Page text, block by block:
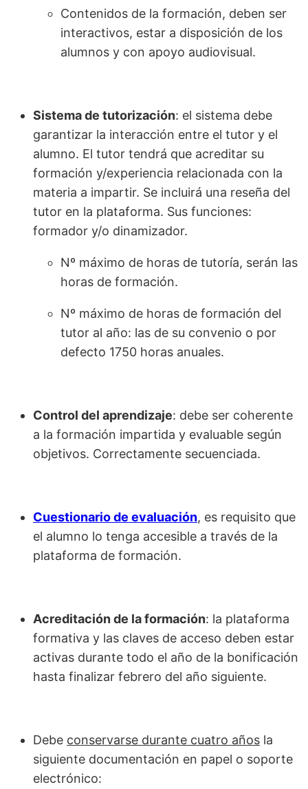
Contenidos de la formación, deben ser
interactivos, estar a disposición de los
alumnos y con apoyo audiovisual.
Sistema de tutorización: el sistema debe
garantizar la interacción entre el tutor y el
alumno. El tutor tendrá que acreditar su
formación y/experiencia relacionada con la
materia a impartir. Se incluirá una reseña del
tutor en la plataforma. Sus funciones:
formador y/o dinamizador.
Nº máximo de horas de tutoría, serán las
horas de formación.
Nº máximo de horas de formación del
tutor al año: las de su convenio o por
defecto 1750 horas anuales.
Control del aprendizaje: debe ser coherente
a la formación impartida y evaluable según
objetivos. Correctamente secuenciada.
Cuestionario de evaluación, es requisito que
el alumno lo tenga accesible a través de la
plataforma de formación.
Acreditación de la formación: la plataforma
formativa y las claves de acceso deben estar
activas durante todo el año de la bonificación
hasta finalizar febrero del año siguiente.
Debe conservarse durante cuatro años la
siguiente documentación en papel o soporte
electrónico: